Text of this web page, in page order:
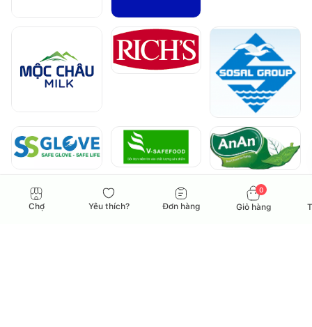
Chợ Yêu thích? Đơn hàng
0
Giỏ hàng